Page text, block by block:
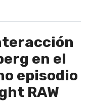
en el
episodio
RAW